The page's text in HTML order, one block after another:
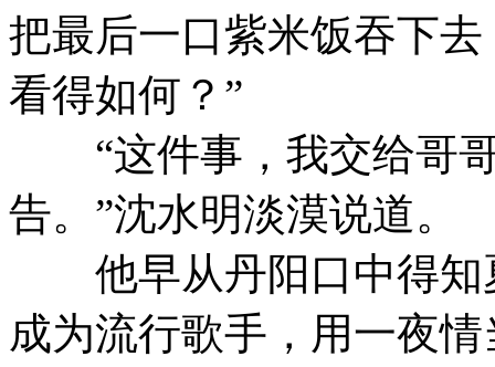
把最后一口紫米饭吞下
看得如何？”
“这件事，我交给哥哥
告。”沈水明淡漠说道。
他早从丹阳口中得知
成为流行歌手，用一夜